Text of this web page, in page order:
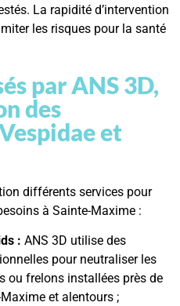
La rapidité d’intervention
les risques pour la santé
par ANS 3D,
des
et
différents services pour
à Sainte-Maxime :
: ANS 3D utilise des
pour neutraliser les
ou frelons installées près de
et alentours ;